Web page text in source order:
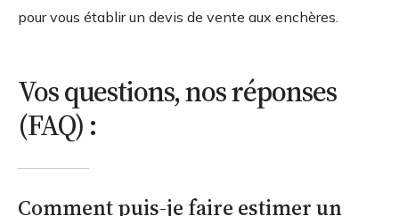
pour vous établir un devis de vente aux enchères.
Vos questions, nos réponses
(FAQ) :
Comment puis-je faire estimer un